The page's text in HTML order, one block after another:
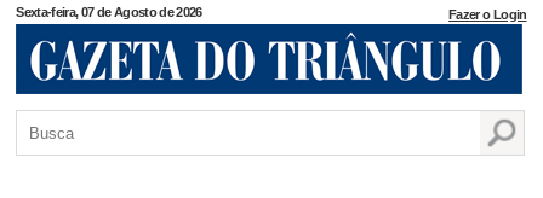
Sexta-feira, 07 de Agosto de 2026 Fazer o Login